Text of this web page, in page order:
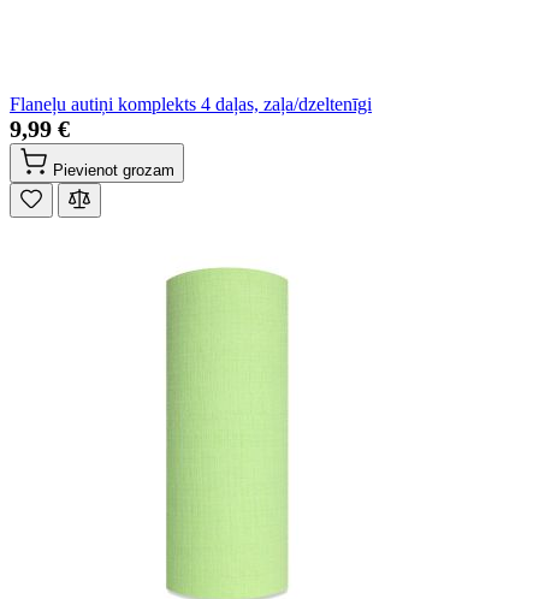
Flaneļu autiņi komplekts 4 daļas, zaļa/dzeltenīgi
9,99 €
Pievienot grozam